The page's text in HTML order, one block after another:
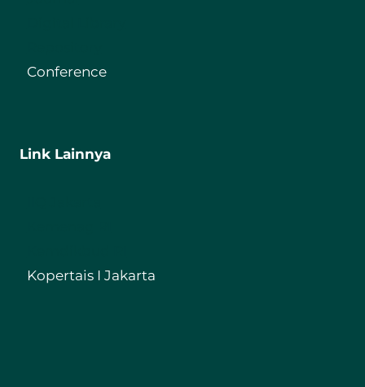
Conference
Link Lainnya
Kopertais I Jakarta